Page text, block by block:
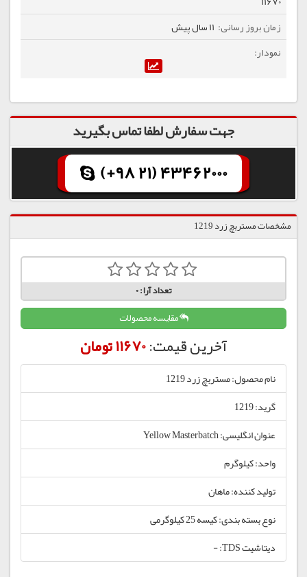
11 سال پیش
جهت سفارش لطفا تماس بگیرید
(+98 21) 43462000
مشخصات مستربچ زرد 1219
تعداد آرا:0
مقایسه محصولات
آخرین قیمت:11670 تومان
نام محصول: مستربچ زرد 1219
گرید: 1219
عنوان انگلیسی: Yellow Masterbatch
واحد: کیلوگرم
تولید کننده: ماهان
نوع بسته بندی: کیسه 25 کیلوگرمی
دیتاشیت TDS: -